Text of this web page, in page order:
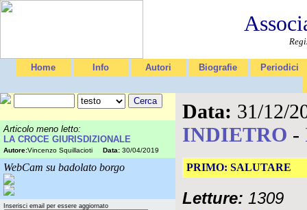
Home Info Autori Biografie Periodici
Articolo meno letto:
LA CROCE GIURISDIZIONALE
Autore:Vincenzo Squillacioti Data: 30/04/2019
WebCam su badolato borgo
Inserisci email per essere aggiornato
Data: 31/12/
INDIETRO -
PRIMO: SALUTARE
Letture: 1309